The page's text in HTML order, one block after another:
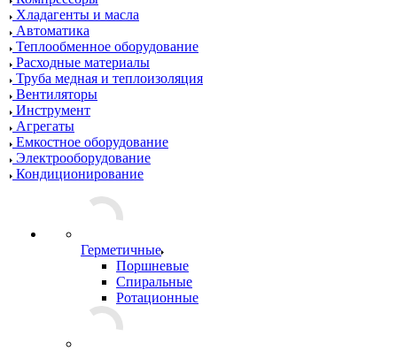
Хладагенты и масла
Автоматика
Теплообменное оборудование
Расходные материалы
Труба медная и теплоизоляция
Вентиляторы
Инструмент
Агрегаты
Емкостное оборудование
Электрооборудование
Кондиционирование
Герметичные
Поршневые
Спиральные
Ротационные